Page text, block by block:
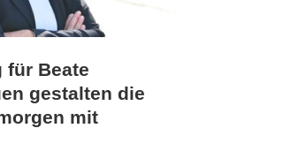
für Beate
gestalten die
mit